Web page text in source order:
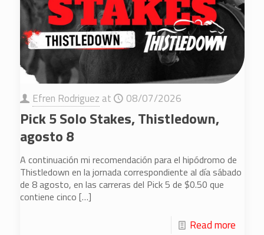
Efren Rodriguez at 08/07/2026
Pick 5 Solo Stakes, Thistledown,
agosto 8
A continuación mi recomendación para el hipódromo de
Thistledown en la jornada correspondiente al día sábado
de 8 agosto, en las carreras del Pick 5 de $0.50 que
contiene cinco […]
Read more